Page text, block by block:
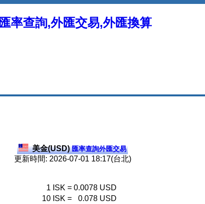
匯率查詢,外匯交易,外匯換算
美金(USD)匯率查詢外匯交易
更新時間: 2026-07-01 18:17(台北)
1 ISK = 0.0078 USD
10 ISK = 0.078 USD